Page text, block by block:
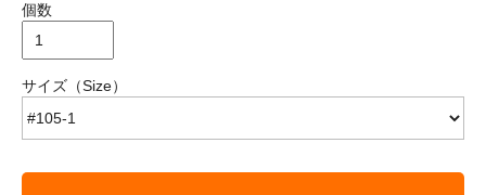
個数
サイズ（Size）